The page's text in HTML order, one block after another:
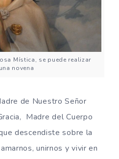
Mística, se puede realizar
novena
de Nuestro Señor
Madre del Cuerpo
descendiste sobre la
unirnos y vivir en